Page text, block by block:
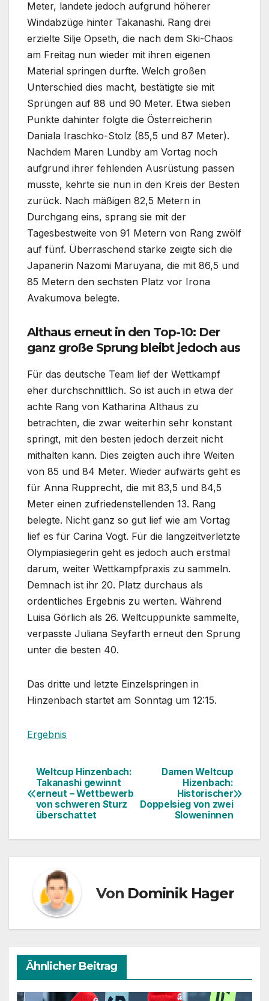
Meter, landete jedoch aufgrund höherer
Windabzüge hinter Takanashi. Rang drei
erzielte Silje Opseth, die nach dem Ski-Chaos
am Freitag nun wieder mit ihren eigenen
Material springen durfte. Welch großen
Unterschied dies macht, bestätigte sie mit
Sprüngen auf 88 und 90 Meter. Etwa sieben
Punkte dahinter folgte die Österreicherin
Daniala Iraschko-Stolz (85,5 und 87 Meter).
Nachdem Maren Lundby am Vortag noch
aufgrund ihrer fehlenden Ausrüstung passen
musste, kehrte sie nun in den Kreis der Besten
zurück. Nach mäßigen 82,5 Metern in
Durchgang eins, sprang sie mit der
Tagesbestweite von 91 Metern von Rang zwölf
auf fünf. Überraschend starke zeigte sich die
Japanerin Nazomi Maruyana, die mit 86,5 und
85 Metern den sechsten Platz vor Irona
Avakumova belegte.
Althaus erneut in den Top-10: Der
ganz große Sprung bleibt jedoch aus
Für das deutsche Team lief der Wettkampf
eher durchschnittlich. So ist auch in etwa der
achte Rang von Katharina Althaus zu
betrachten, die zwar weiterhin sehr konstant
springt, mit den besten jedoch derzeit nicht
mithalten kann. Dies zeigten auch ihre Weiten
von 85 und 84 Meter. Wieder aufwärts geht es
für Anna Rupprecht, die mit 83,5 und 84,5
Meter einen zufriedenstellenden 13. Rang
belegte. Nicht ganz so gut lief wie am Vortag
lief es für Carina Vogt. Für die langzeitverletzte
Olympiasiegerin geht es jedoch auch erstmal
darum, weiter Wettkampfpraxis zu sammeln.
Demnach ist ihr 20. Platz durchaus als
ordentliches Ergebnis zu werten. Während
Luisa Görlich als 26. Weltcuppunkte sammelte,
verpasste Juliana Seyfarth erneut den Sprung
unter die besten 40.
Das dritte und letzte Einzelspringen in
Hinzenbach startet am Sonntag um 12:15.
Ergebnis
BeitragsnavigationDamen Weltcup
Hizenbach:
Historischer
Doppelsieg von zwei
Sloweninnen
Weltcup Hinzenbach:
Takanashi gewinnt
erneut – Wettbewerb
von schweren Sturz
überschattet
Von Dominik Hager
Ähnlicher Beitrag